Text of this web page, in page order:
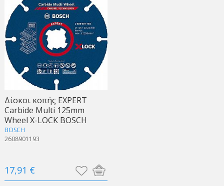
Δίσκοι κοπής EXPERT
Carbide Multi 125mm
Wheel X-LOCK BOSCH
BOSCH
2608901193
17,91 €